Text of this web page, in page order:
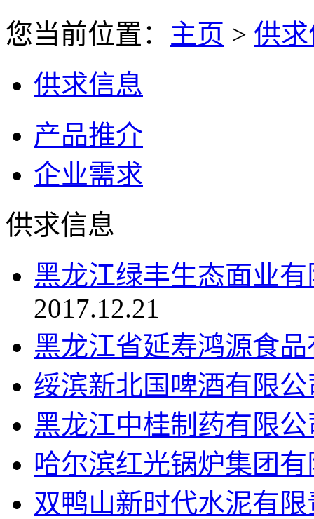
您当前位置： 主页 > 供
供求信息
产品推介
企业需求
供求信息
黑龙江绿丰生态面业
2017.12.21
黑龙江省延寿鸿源食
绥滨新北国啤酒有限
黑龙江中桂制药有限
哈尔滨红光锅炉集团
双鸭山新时代水泥有